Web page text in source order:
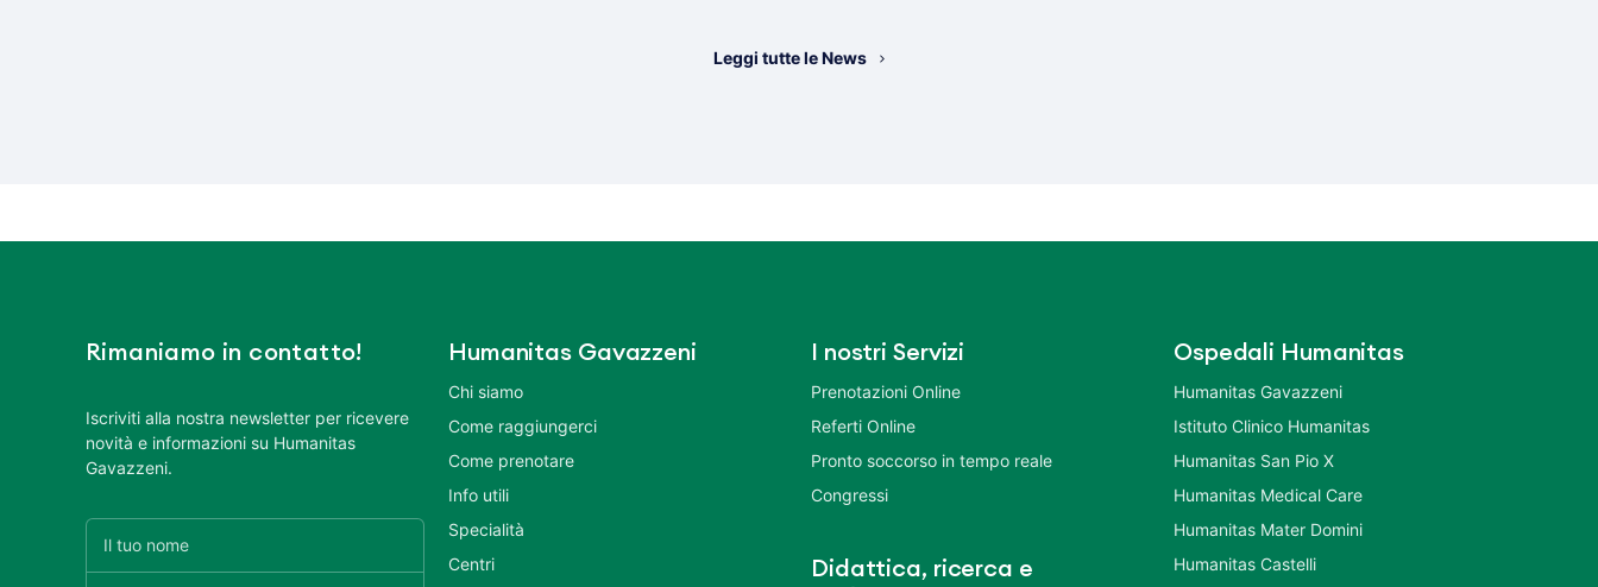
Leggi tutte le News
Rimaniamo in contatto!
Iscriviti alla nostra newsletter per ricevere
novità e informazioni su Humanitas
Gavazzeni.
Humanitas Gavazzeni
Chi siamo
Come raggiungerci
Come prenotare
Info utili
Specialità
Centri
I nostri Servizi
Prenotazioni Online
Referti Online
Pronto soccorso in tempo reale
Congressi
Didattica, ricerca e
Ospedali Humanitas
Humanitas Gavazzeni
Istituto Clinico Humanitas
Humanitas San Pio X
Humanitas Medical Care
Humanitas Mater Domini
Humanitas Castelli